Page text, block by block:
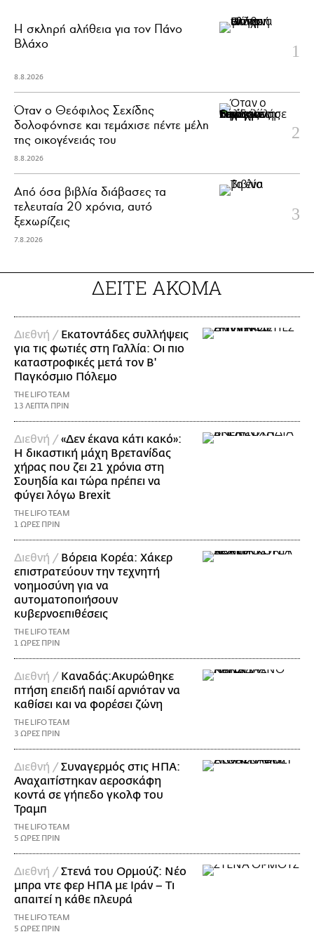
H σκληρή αλήθεια για τον Πάνο
Βλάχο
8.8.2026
Όταν ο Θεόφιλος Σεχίδης
δολοφόνησε και τεμάχισε πέντε μέλη
της οικογένειάς του
8.8.2026
Από όσα βιβλία διάβασες τα
τελευταία 20 χρόνια, αυτό
ξεχωρίζεις
7.8.2026
ΔΕΙΤΕ ΑΚΟΜΑ
Διεθνή / Εκατοντάδες συλλήψεις
για τις φωτιές στη Γαλλία: Οι πιο
καταστροφικές μετά τον Β'
Παγκόσμιο Πόλεμο
THE LIFO TEAM
13 ΛΕΠΤΑ ΠΡΙΝ
Διεθνή /«Δεν έκανα κάτι κακό»:
Η δικαστική μάχη Βρετανίδας
χήρας που ζει 21 χρόνια στη
Σουηδία και τώρα πρέπει να
φύγει λόγω Brexit
THE LIFO TEAM
1 ΩΡΕΣ ΠΡΙΝ
Διεθνή / Βόρεια Κορέα: Χάκερ
επιστρατεύουν την τεχνητή
νοημοσύνη για να
αυτοματοποιήσουν
κυβερνοεπιθέσεις
THE LIFO TEAM
1 ΩΡΕΣ ΠΡΙΝ
Διεθνή / Καναδάς:Ακυρώθηκε
πτήση επειδή παιδί αρνιόταν να
καθίσει και να φορέσει ζώνη
THE LIFO TEAM
3 ΩΡΕΣ ΠΡΙΝ
Διεθνή /Συναγερμός στις ΗΠΑ:
Αναχαιτίστηκαν αεροσκάφη
κοντά σε γήπεδο γκολφ του
Τραμπ
THE LIFO TEAM
5 ΩΡΕΣ ΠΡΙΝ
Διεθνή /Στενά του Ορμούζ: Νέο
μπρα ντε φερ ΗΠΑ με Ιράν – Τι
απαιτεί η κάθε πλευρά
THE LIFO TEAM
5 ΩΡΕΣ ΠΡΙΝ